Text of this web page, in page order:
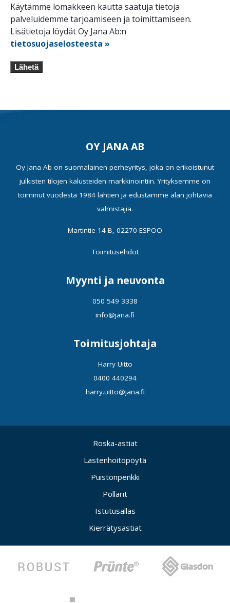
Käytämme lomakkeen kautta saatuja tietoja
palveluidemme tarjoamiseen ja toimittamiseen.
Lisätietoja löydät Oy Jana Ab:n
tietosuojaselosteesta »
Lähetä
OY JANA AB
Oy Jana Ab on suomalainen perheyritys, joka on erikoistunut
julkisten tilojen kalusteiden markkinointiin. Yrityksemme on
toiminut vuodesta 1984 lähtien ja edustamme alan johtavia
valmistajia.
Martintie 14 B, 02270 ESPOO
Toimitusehdot
Myynti ja neuvonta
050 549 3338
info@jana.fi
Toimitusjohtaja
Harry Uitto
0400 440294
harry.uitto@jana.fi
Roska-astiat
Lastenhoitopöytä
Puistonpenkki
Pollarit
Istutusallas
Kierrätysastiat